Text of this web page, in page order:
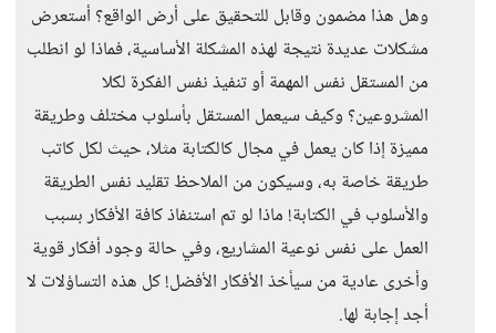
وهل هذا مضمون وقابل للتحقيق على أرض الواقع؟ أستعرض
مشكلات عديدة نتيجة لهذه المشكلة الأساسية، فماذا لو انطلب
من المستقل نفس المهمة أو تنفيذ نفس الفكرة لكلا
المشروعين؟ وكيف سيعمل المستقل بأسلوب مختلف وطريقة
مميزة إذا كان يعمل في مجال كالكتابة مثلا، حيث لكل كاتب
طريقة خاصة به، وسيكون من الملاحظ تقليد نفس الطريقة
والأسلوب في الكتابة! ماذا لو تم استنفاذ كافة الأفكار بسبب
العمل على نفس نوعية المشاريع، وفي حالة وجود أفكار قوية
وأخرى عادية من سيأخذ الأفكار الأفضل! كل هذه التساؤلات لا
أجد إجابة لها.